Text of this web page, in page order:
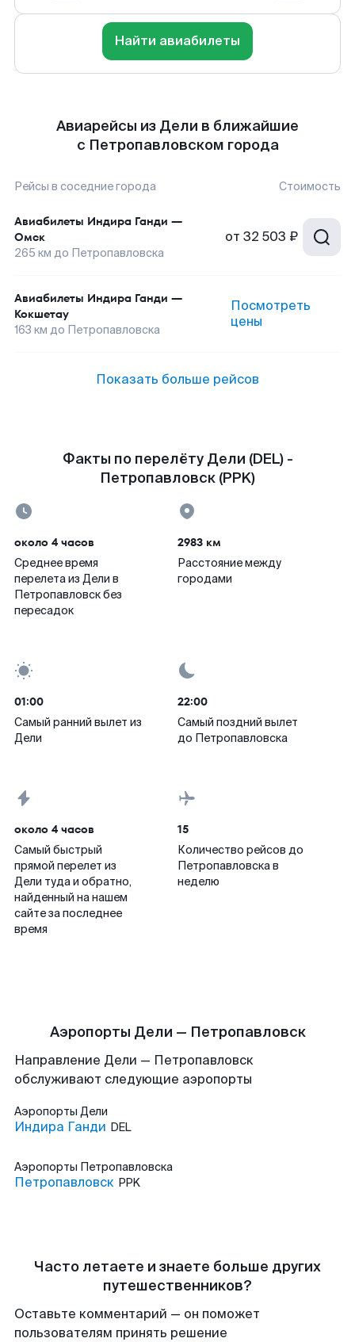
Найти авиабилеты
Авиарейсы из Дели в ближайшие
с Петропавловском города
Рейсы в соседние города Стоимость
Авиабилеты Индира Ганди —
Омск
265 км до Петропавловска
от 32 503 ₽
Авиабилеты Индира Ганди —
Кокшетау
163 км до Петропавловска
Посмотреть
цены
Показать больше рейсов
Факты по перелёту Дели (DEL) -
Петропавловск (PPK)
около 4 часов
Среднее время
перелета из Дели в
Петропавловск без
пересадок
2983 км
Расстояние между
городами
01:00
Самый ранний вылет из
Дели
22:00
Самый поздний вылет
до Петропавловска
около 4 часов
Самый быстрый
прямой перелет из
Дели туда и обратно,
найденный на нашем
сайте за последнее
время
15
Количество рейсов до
Петропавловска в
неделю
Аэропорты Дели — Петропавловск
Направление Дели — Петропавловск
обслуживают следующие аэропорты
Аэропорты Дели
Индира Ганди DEL
Аэропорты Петропавловска
Петропавловск PPK
Часто летаете и знаете больше других
путешественников?
Оставьте комментарий — он поможет
пользователям принять решение